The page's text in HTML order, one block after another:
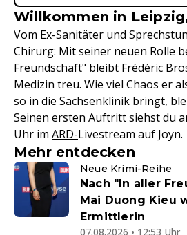
Willkommen in
Vom Ex-Sanitäter und
Chirurg: Mit seiner neuen Rolle
Freundschaft" bleibt Frédéric
Medizin treu. Wie viel Chaos er
so in die Sachsenklinik bringt,
Seinen ersten Auftritt siehst du
Uhr im ARD-Livestream auf Joyn.
Mehr entdecken
Neue Krimi-Reihe
Nach "In aller
Mai Duong Kieu
Ermittlerin
07.08.2026 • 12:53 Uhr